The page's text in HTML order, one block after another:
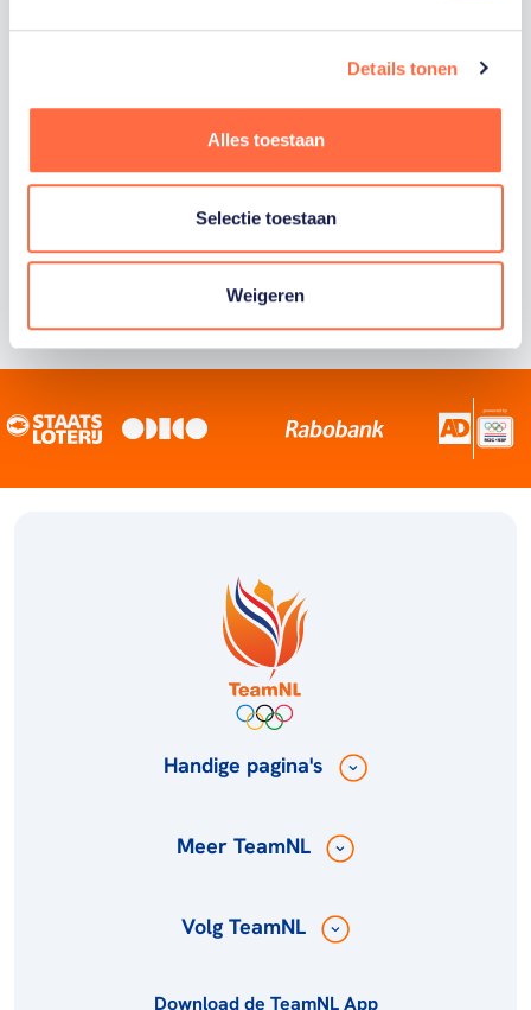
Details tonen
Alles toestaan
Selectie toestaan
Weigeren
Handige pagina's
Meer TeamNL
Volg TeamNL
Download de TeamNL App